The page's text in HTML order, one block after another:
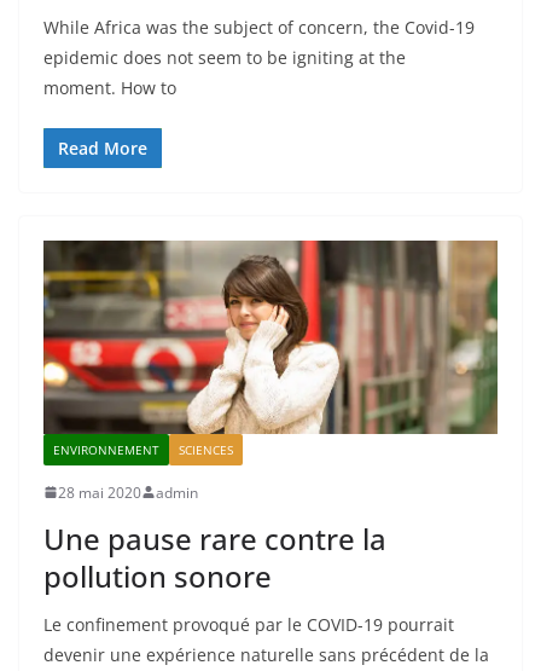
While Africa was the subject of concern, the Covid-19
epidemic does not seem to be igniting at the
moment. How to
Read More
ENVIRONNEMENT SCIENCES
28 mai 2020 admin
Une pause rare contre la
pollution sonore
Le confinement provoqué par le COVID-19 pourrait
devenir une expérience naturelle sans précédent de la